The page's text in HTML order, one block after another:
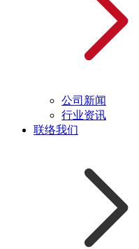
公司新闻
行业资讯
联络我们